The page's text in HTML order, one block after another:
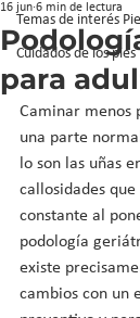
Temas de interés
Cuidados de los pies
para
16 jun 6 min de lectura
Caminar menos
una parte
lo son las uñas
callosidades
constante al
podología
existe
cambios con un